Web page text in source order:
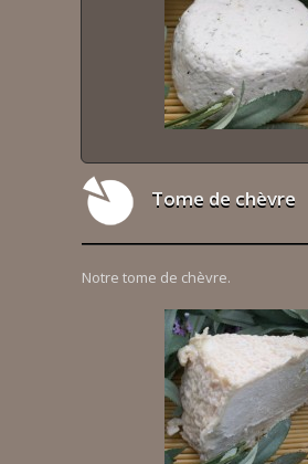
Tome de chèvre
Notre tome de chèvre.